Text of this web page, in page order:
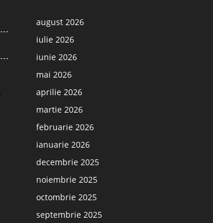
august 2026
iulie 2026
iunie 2026
mai 2026
aprilie 2026
martie 2026
februarie 2026
ianuarie 2026
decembrie 2025
noiembrie 2025
octombrie 2025
septembrie 2025